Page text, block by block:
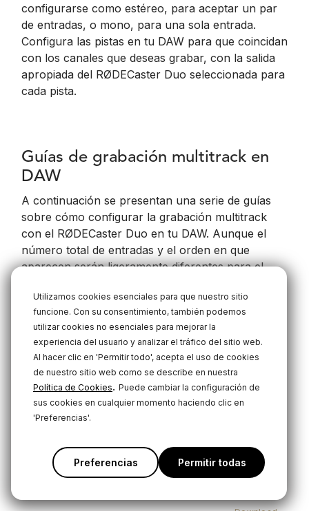
Utilizamos cookies esenciales para que nuestro sitio
funcione. Con su consentimiento, también podemos
utilizar cookies no esenciales para mejorar la
experiencia del usuario y analizar el tráfico del sitio web.
Al hacer clic en 'Permitir todo', acepta el uso de cookies
de nuestro sitio web como se describe en nuestra
Política de Cookies. Puede cambiar la configuración de
sus cookies en cualquier momento haciendo clic en
'Preferencias'.
Preferencias Permitir todas
configurarse como estéreo, para aceptar un par
de entradas, o mono, para una sola entrada.
Configura las pistas en tu DAW para que coincidan
con los canales que deseas grabar, con la salida
apropiada del RØDECaster Duo seleccionada para
cada pista.
Guías de grabación multitrack en
DAW
A continuación se presentan una serie de guías
sobre cómo configurar la grabación multitrack
con el RØDECaster Duo en tu DAW. Aunque el
número total de entradas y el orden en que
aparecen serán ligeramente diferentes para el
proceso para habilitar la grabación multitrack en
tu DAW.
Descargas
RØDECaster Duo Multitrack Guidelines
- GarageBand
Download
RØDECaster Duo Multitrack Guidelines